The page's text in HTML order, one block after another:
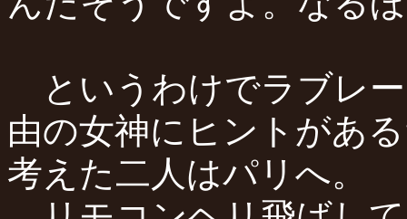
というわけでラブレ
由の女神にヒントがあ
考えた二人はパリへ。